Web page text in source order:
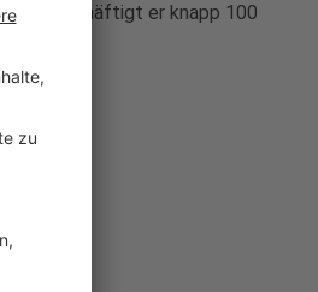
beschäftigt er knapp 100